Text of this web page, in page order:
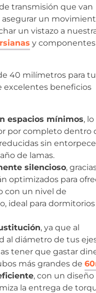
transmisión que van
un
un vistazo a
y
40 milímetros para
excelentes beneficios
espacios mínimos,
por completo dentro
sin
de lamas.
silencioso,
optimizados para
con un nivel de
ideal para
, ya que al
al diámetro de tus
tener que gastar
más grandes de
, con un diseño
la entrega de